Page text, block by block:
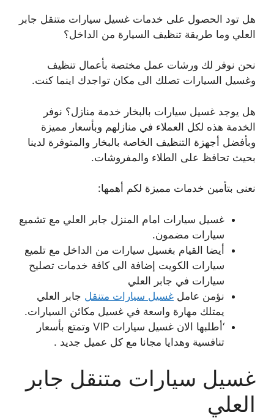
هل تود الحصول على خدمات غسيل سيارات متنقل جابر
العلي وما طريقة تنظيف السيارة من الداخل؟
نحن نوفر لك ورشات عمل مختصة بأعمال تنظيف
وغسيل السيارات تصلك الى مكان تواجدك اينما كنت.
هل يوجد غسيل سيارات بالبخار خدمة منازل؟ نوفر
الخدمة هذه لكل العملاء في منازلهم وبأسعار مميزة
وبأفضل أجهزة التنظيف الخاصة بالبخار والمتوفرة لدينا
بحيث تحافظ على الطلاء والمفروشات.
نعنى بتأمين خدمات مميزة لكم أهمها:
غسيل سيارات امام المنزل جابر العلي مع تشميع
سيارات مضمون.
أيضا القيام بغسيل سيارات من الداخل مع تلميع
سيارات الكويت إضافة الى كافة خدمات تصليح
سيارات في جابر العلي
نؤمن عامل غسيل سيارات متنقل جابر العلي
يمتلك مهارة واسعة في غسيل مكائن السيارات.
‘أطلبها الان غسيل سيارات VIP وتمتع بأسعار
تنافسية وهدايا مجانا مع كل عميل جديد .
غسيل سيارات متنقل جابر
العلي